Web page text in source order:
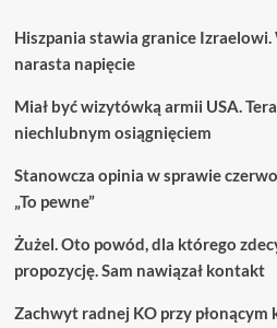
Hiszpania stawia granice
narasta napięcie
Miał być wizytówką armii USA.
niechlubnym osiągnięciem
Stanowcza opinia w sprawie
„To pewne”
Żużel. Oto powód, dla którego
propozycję. Sam nawiązał kontakt
Zachwyt radnej KO przy płonącym